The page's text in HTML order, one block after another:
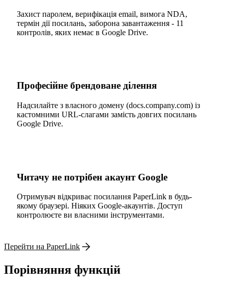
Захист паролем, верифікація email, вимога NDA,
термін дії посилань, заборона завантаження - 11
контролів, яких немає в Google Drive.
Професійне брендоване ділення
Надсилайте з власного домену (docs.company.com) із
кастомними URL-слагами замість довгих посилань
Google Drive.
Читачу не потрібен акаунт Google
Отримувач відкриває посилання PaperLink в будь-
якому браузері. Ніяких Google-акаунтів. Доступ
контролюєте ви власними інструментами.
Перейти на PaperLink
Порівняння функцій